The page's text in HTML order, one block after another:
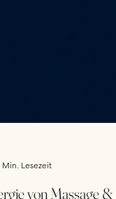
2 Min. Lesezeit